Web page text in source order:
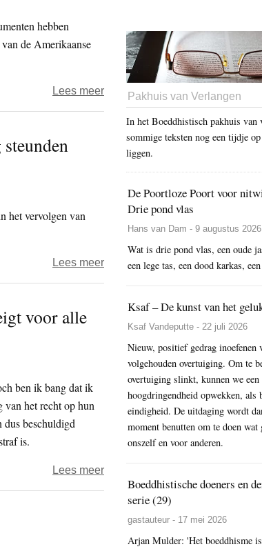
vrijheid
westerse
landen
keert
hebben
de Amerikaanse
Lees meerover
Negen
landen
sluiten
kritiek
China
aangaande
Xinjiang,
Tibet,
Hong
vluchtelingen
China
het vervolgen van
Lees meerover
Schaamte,
2020:
landen
China’s
steunden
voor
voor alle
ben ik bang dat ik
van het recht op hun
beschuldigd
is.
Lees meerover
overtreding
Hongkong
National
Pakhuis van Verlangen
In het Boeddhistisch pakhuis van
sommige teksten nog een tijdje
liggen.
De Poortloze Poort voor
Drie pond vlas
Hans van Dam - 9 augustus 2026
Wat is drie pond vlas, een oude
een lege tas, een dood karkas,
Ksaf – De kunst van het
Ksaf Vandeputte - 22 juli 2026
Nieuw, positief gedrag inoefenen
volgehouden overtuiging. Om te
overtuiging slinkt, kunnen we een
hoogdringendheid opwekken, als
eindigheid. De uitdaging wordt
moment benutten om te doen wat
onszelf en voor anderen.
Boeddhistische doeners en
serie (29)
gastauteur - 17 mei 2026
Arjan Mulder: 'Het boeddhisme